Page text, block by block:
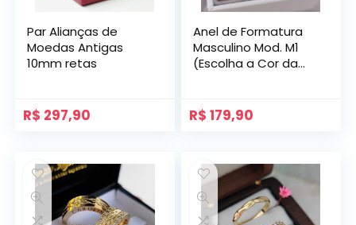
Par Alianças de
Moedas Antigas
10mm retas
R$ 297,90
Anel de Formatura
Masculino Mod. M1
(Escolha a Cor da
R$ 179,90